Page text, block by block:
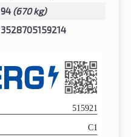
94 (670 kg)
3528705159214